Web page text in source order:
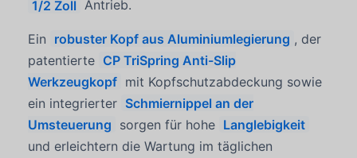
1/2 Zoll Antrieb.
Ein robuster Kopf aus Aluminiumlegierung , der
patentierte CP TriSpring Anti-Slip
Werkzeugkopf mit Kopfschutzabdeckung sowie
ein integrierter Schmiernippel an der
Umsteuerung sorgen für hohe Langlebigkeit
und erleichtern die Wartung im täglichen